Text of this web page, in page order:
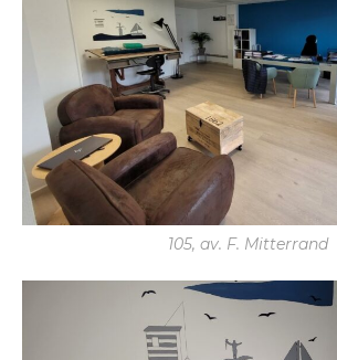
105, av. F. Mitterrand